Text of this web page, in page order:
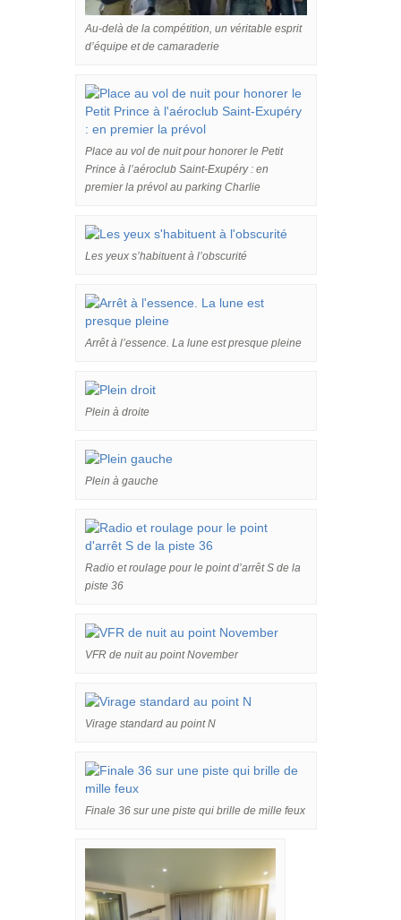
Au-delà de la compétition, un véritable esprit
d’équipe et de camaraderie
Place au vol de nuit pour honorer le Petit
Prince à l’aéroclub Saint-Exupéry : en
premier la prévol au parking Charlie
Les yeux s’habituent à l’obscurité
Arrêt à l’essence. La lune est presque pleine
Plein à droite
Plein à gauche
Radio et roulage pour le point d’arrêt S de la
piste 36
VFR de nuit au point November
Virage standard au point N
Finale 36 sur une piste qui brille de mille feux